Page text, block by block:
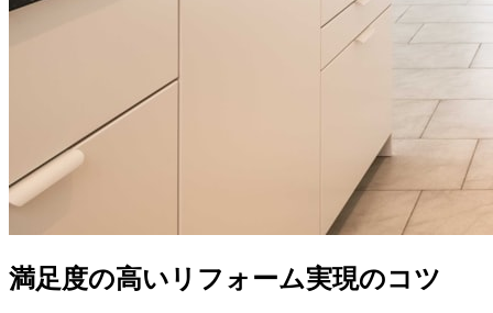
満足度の高いリフォーム実現のコツ